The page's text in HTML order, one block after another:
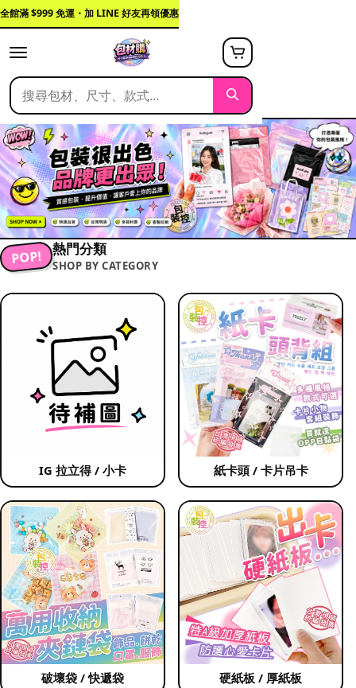
全館滿 $999 免運・加 LINE 好友再領優惠
POP! 熱門分類
SHOP BY CATEGORY
IG 拉立得 / 小卡 紙卡頭 / 卡片吊卡
破壞袋 / 快遞袋 硬紙板 / 厚紙板